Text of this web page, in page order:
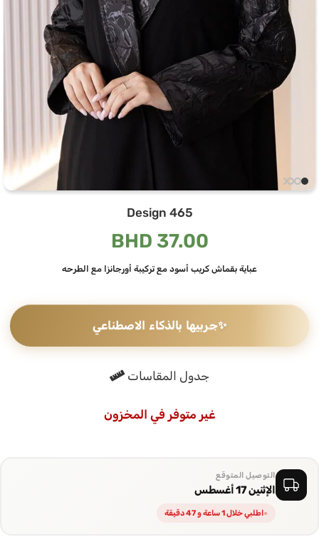
Design 465
BHD 37.00
عباية بقماش كريب أسود مع تركيبة أورجانزا مع الطرحه
✨جربيها بالذكاء الاصطناعي
جدول المقاسات
غير متوفر في المخزون
التوصيل المتوقع
الإثنين 17 أغسطس
اطلبي خلال 1 ساعة و 47 دقيقة